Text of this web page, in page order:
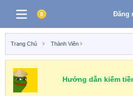
Đăng
Trang Chủ Thành Viên
Hướng dẫn kiếm